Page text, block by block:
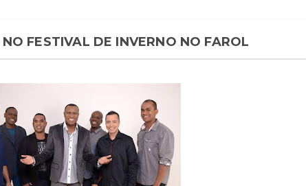
FESTIVAL DE INVERNO NO FAROL